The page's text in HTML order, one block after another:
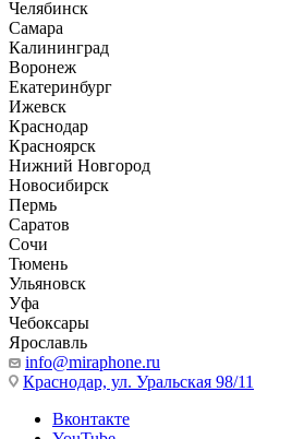
Челябинск
Самара
Калининград
Воронеж
Екатеринбург
Ижевск
Краснодар
Красноярск
Нижний Новгород
Новосибирск
Пермь
Саратов
Сочи
Тюмень
Ульяновск
Уфа
Чебоксары
Ярославль
info@miraphone.ru
Краснодар, ул. Уральская 98/11
Вконтакте